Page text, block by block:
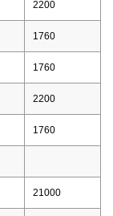
2200
1760
1760
2200
1760
21000